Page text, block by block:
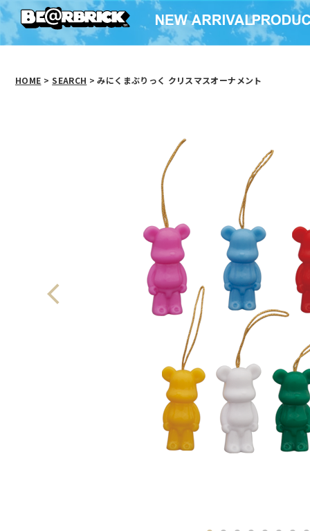
HOME > SEARCH > みにくまぶりっく クリスマスオーナメント